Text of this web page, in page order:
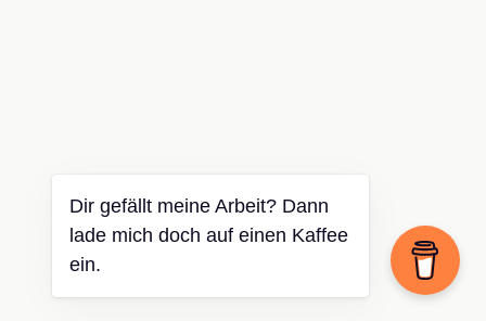
Dir gefällt meine Arbeit? Dann
lade mich doch auf einen Kaffee
ein.